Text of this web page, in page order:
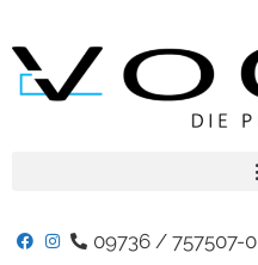
09736 / 757507-0